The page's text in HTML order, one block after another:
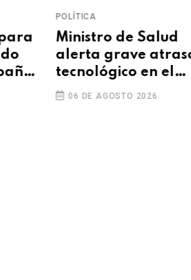
POLÍTICA
Ministro de Salud
alerta grave atraso
tecnológico en el
Minsa
06 DE AGOSTO 2026